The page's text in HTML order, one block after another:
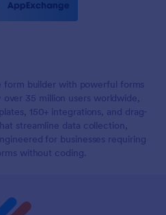
form builder with powerful forms
35 million users worldwide,
150+ integrations, and drag-
streamline data collection,
for businesses requiring
without coding.